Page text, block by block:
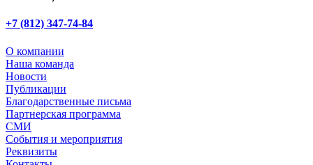
+7 (812) 347-74-84
О компании
Наша команда
Новости
Публикации
Благодарственные письма
Партнерская программа
СМИ
События и мероприятия
Реквизиты